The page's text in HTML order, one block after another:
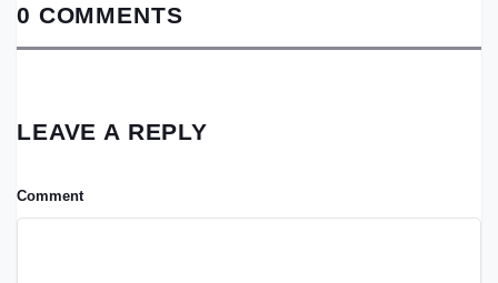
0 COMMENTS
LEAVE A REPLY
Comment